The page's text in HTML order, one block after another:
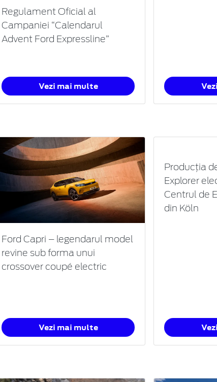
Regulament Oficial al
Campaniei “Calendarul
Advent Ford Expressline”
Vezi mai multe
Ford Capri – legendarul model
revine sub forma unui
crossover coupé electric
Vezi mai multe
Producția
Explorer
Centrul de
din Köln